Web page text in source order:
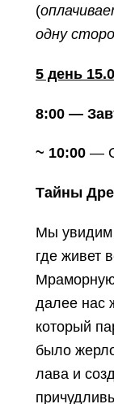
(
одну
5 день
8:00 —
~ 10:00 —
Тайны
Мы увидим
где живет
далее нас
который
было
лава и